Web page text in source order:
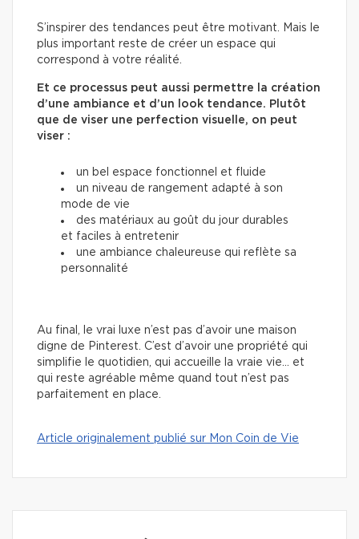
S’inspirer des tendances peut être motivant. Mais le
plus important reste de créer un espace qui
correspond à votre réalité.
Et ce processus peut aussi permettre la création
d’une ambiance et d’un look tendance. Plutôt
que de viser une perfection visuelle, on peut
viser :
un bel espace fonctionnel et fluide
un niveau de rangement adapté à son
mode de vie
des matériaux au goût du jour durables
et faciles à entretenir
une ambiance chaleureuse qui reflète sa
personnalité
Au final, le vrai luxe n’est pas d’avoir une maison
digne de Pinterest. C’est d’avoir une propriété qui
simplifie le quotidien, qui accueille la vraie vie… et
qui reste agréable même quand tout n’est pas
parfaitement en place.
Article originalement publié sur Mon Coin de Vie